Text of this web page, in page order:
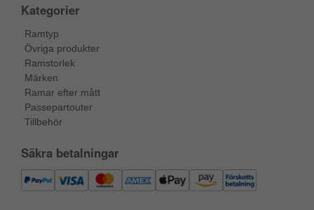
Kategorier
Ramtyp
Övriga produkter
Ramstorlek
Märken
Ramar efter mått
Passepartouter
Tillbehör
Säkra betalningar